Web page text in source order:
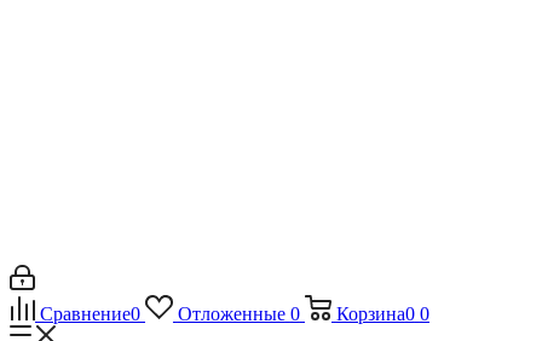
Сравнение0 Отложенные 0 Корзина0 0